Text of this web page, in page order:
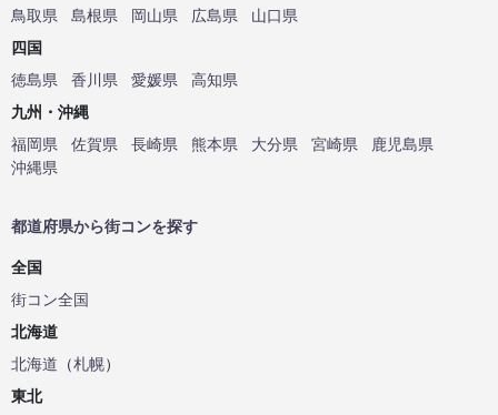
鳥取県
島根県 岡山県 広島県
山口県
四国
徳島県
香川県 愛媛県
高知県
九州・沖縄
福岡県
佐賀県 長崎県 熊本県 大分県 宮崎県
鹿児島県
沖縄県
都道府県から街コンを探す
全国
街コン全国
北海道
北海道 （札幌）
東北